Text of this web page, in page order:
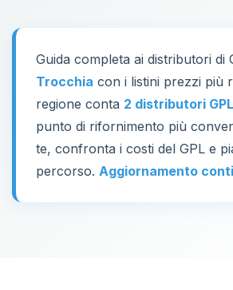
Guida completa ai distributori di
Trocchia con i listini prezzi più
regione conta 2 distributori GPL
punto di rifornimento più
te, confronta i costi del GPL e
percorso. Aggiornamento